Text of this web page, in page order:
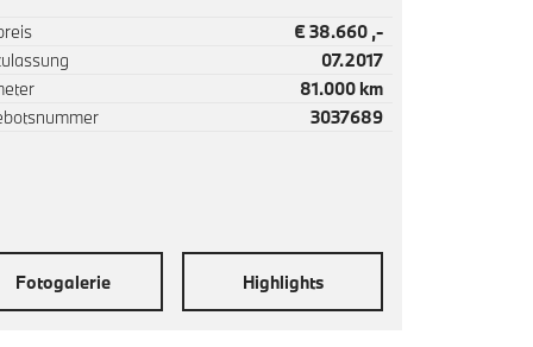
€ 38.660 ,-
07.2017
81.000 km
3037689
Fotogalerie Highlights